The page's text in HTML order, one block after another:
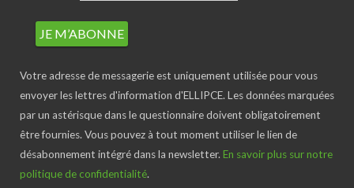
Votre adresse de messagerie est uniquement utilisée pour vous
envoyer les lettres d'information d'ELLIPCE. Les données marquées
par un astérisque dans le questionnaire doivent obligatoirement
être fournies. Vous pouvez à tout moment utiliser le lien de
désabonnement intégré dans la newsletter. En savoir plus sur notre
politique de confidentialité.